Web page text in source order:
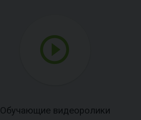
Обучающие видеоролики